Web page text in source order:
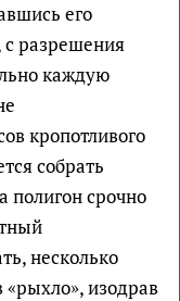
его
разрешения
каждую
кропотливого
собрать
полигон срочно
несколько
«рыхло», изодрав